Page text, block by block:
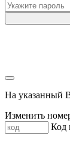
На указанный
Изменить
Код